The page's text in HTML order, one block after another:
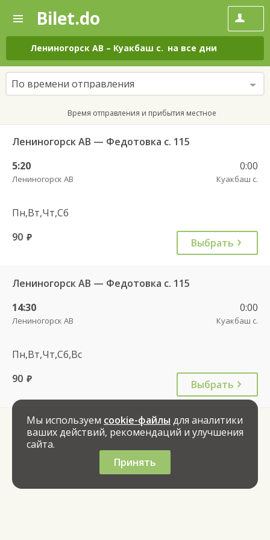
—
Поиск
и
покупка
билетов
на
автобус
онлайн
Bilet.do
Лениногорск АВ – Куакбаш с. на все дни
По времени отправления
Время отправления и прибытия местное
Лениногорск АВ — Федотовка с. 115
5:20
Лениногорск АВ
0:00
Куакбаш с.
Пн,Вт,Чт,Сб
90 руб. Выбрать
Лениногорск АВ — Федотовка с. 115
14:30
Лениногорск АВ
0:00
Куакбаш с.
Пн,Вт,Чт,Сб,Вс
90 руб. Выбрать
Мы используем cookie-файлы для аналитики
ваших действий, рекомендаций и улучшения
сайта.
Принять